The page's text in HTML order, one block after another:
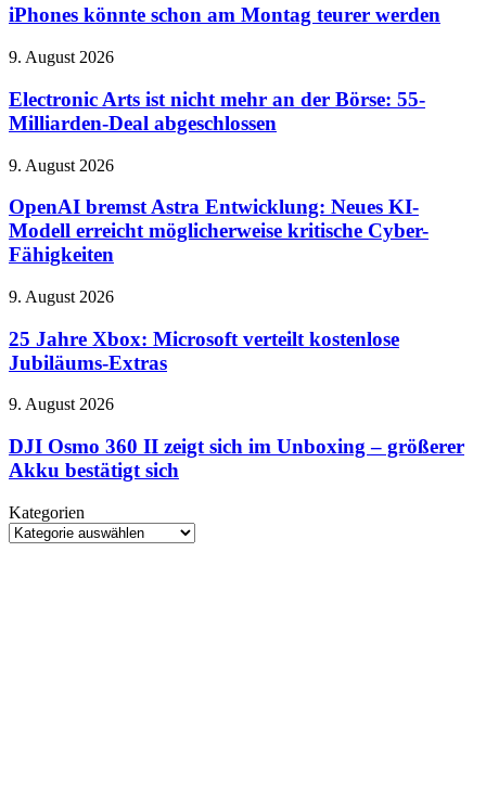
schon
Montag
werden
iPhones könnte schon am Montag teurer werden
Electronic
ist
nicht
mehr
der
55-
Milliarden-
Deal
abgeschlossen
9. August 2026
Electronic Arts ist nicht mehr an der Börse: 55-
Milliarden-Deal abgeschlossen
OpenAI
Astra
Entwicklung:
Neues
KI-
erreicht
kritische
Cyber-
9. August 2026
OpenAI bremst Astra Entwicklung: Neues KI-
Modell erreicht möglicherweise kritische Cyber-
Fähigkeiten
25
Xbox:
Microsoft
verteilt
Jubiläums-
9. August 2026
25 Jahre Xbox: Microsoft verteilt kostenlose
Jubiläums-Extras
DJI
360
II
zeigt
im
Unboxing
9. August 2026
DJI Osmo 360 II zeigt sich im Unboxing – größerer
Akku bestätigt sich
Kategorien
Kategorien